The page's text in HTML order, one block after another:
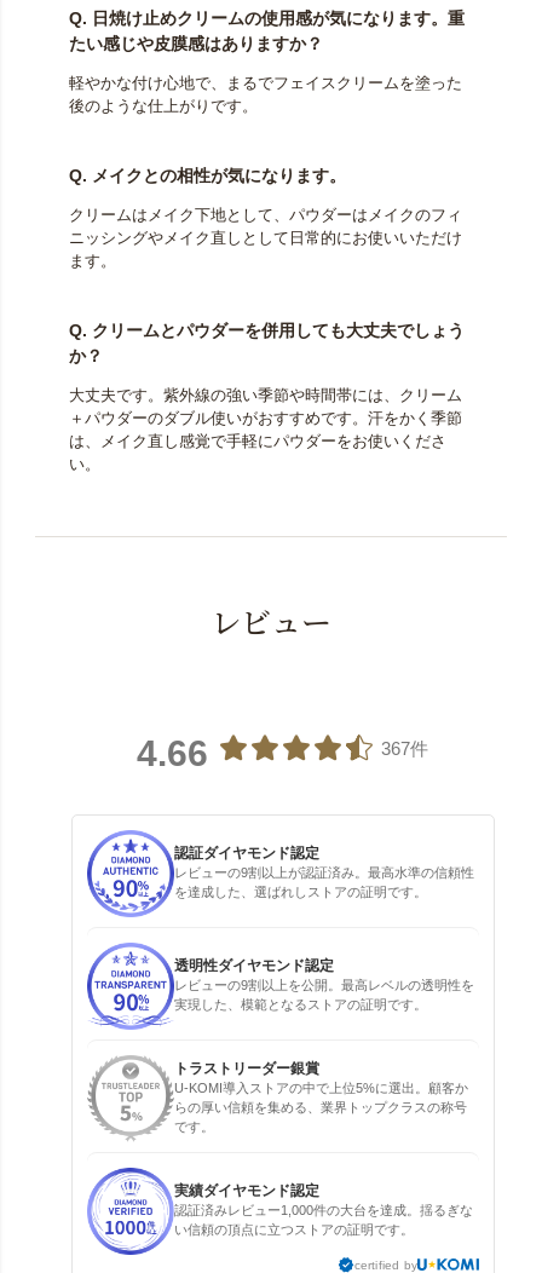
Q. 日焼け止めクリームの使用感が気になります。重
たい感じや皮膜感はありますか？
軽やかな付け心地で、まるでフェイスクリームを塗った
後のような仕上がりです。
Q. メイクとの相性が気になります。
クリームはメイク下地として、パウダーはメイクのフィ
ニッシングやメイク直しとして日常的にお使いいただけ
ます。
Q. クリームとパウダーを併用しても大丈夫でしょう
か？
大丈夫です。紫外線の強い季節や時間帯には、クリーム
＋パウダーのダブル使いがおすすめです。汗をかく季節
は、メイク直し感覚で手軽にパウダーをお使いくださ
い。
レビュー
4.66 367件
認証ダイヤモンド認定
レビューの9割以上が認証済み。最高水準の信頼性
を達成した、選ばれしストアの証明です。
透明性ダイヤモンド認定
レビューの9割以上を公開。最高レベルの透明性を
実現した、模範となるストアの証明です。
トラストリーダー銀賞
U-KOMI導入ストアの中で上位5%に選出。顧客か
らの厚い信頼を集める、業界トップクラスの称号
です。
実績ダイヤモンド認定
認証済みレビュー1,000件の大台を達成。揺るぎな
い信頼の頂点に立つストアの証明です。
certified by